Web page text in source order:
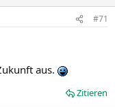
#71
aus.
Zitieren